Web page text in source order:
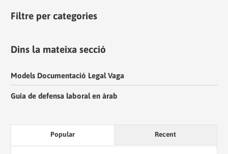
Filtre per categories
Dins la mateixa secció
Models Documentació Legal Vaga
Guia de defensa laboral en àrab
Popular Recent